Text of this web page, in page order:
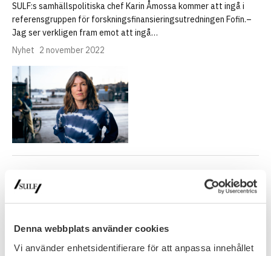
Denna webbplats använder cookies
Vi använder enhetsidentifierare för att anpassa innehållet
SULF:s samhällspolitiska chef Karin Åmossa kommer att ingå i
referensgruppen för forskningsfinansieringsutredningen Fofin.–
Jag ser verkligen fram emot att ingå…
Nyhet 2 november 2022
DN Debatt: ”Tidöavtalet är ett hot mot den
akademiska friheten”
en ny regering som säger sig vilja värna den högre…